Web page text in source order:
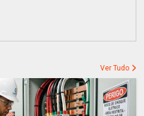
Ver Tudo